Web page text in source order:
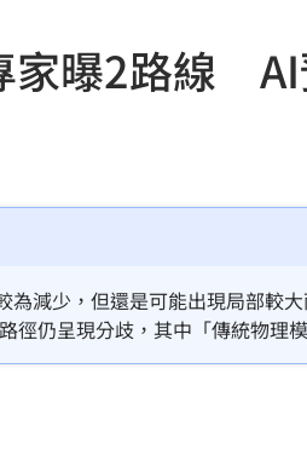
角」片挨轟
商嚴禁碰病人 18:57
檔金融股 」
台大發聲了
大國家補助
雨婷轉移焦點 18:49
攻擊北約盟國
曝2路線 AI
為減少，但還是可能出現局部較
徑仍呈現分歧，其中「傳統物理
台灣更近，後續發展值得密切觀